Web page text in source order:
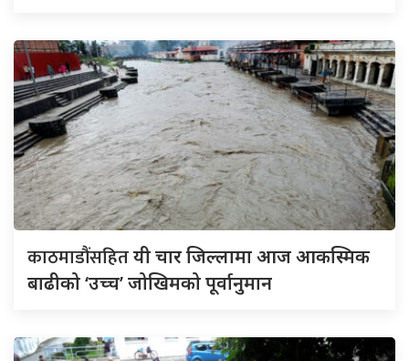
काठमाडौंसहितयी चार जिल्लामा आज आकस्मिक
बाढीको ‘उच्च’ जोखिमको पूर्वानुमान